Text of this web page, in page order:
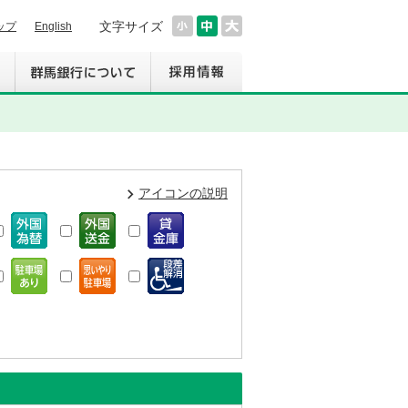
プ English 文字サイズ
アイコンの説明